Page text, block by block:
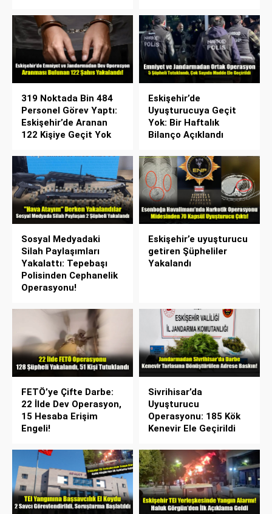
319 Noktada Bin 484
Personel Görev Yaptı:
Eskişehir’de Aranan
122 Kişiye Geçit Yok
Eskişehir’de
Uyuşturucuya Geçit
Yok: Bir Haftalık
Bilanço Açıklandı
Sosyal Medyadaki
Silah Paylaşımları
Yakalattı: Tepebaşı
Polisinden Cephanelik
Operasyonu!
Eskişehir’e uyuşturucu
getiren Şüpheliler
Yakalandı
FETÖ’ye Çifte Darbe:
22 İlde Dev Operasyon,
15 Hesaba Erişim
Engeli!
Sivrihisar’da
Uyuşturucu
Operasyonu: 185 Kök
Kenevir Ele Geçirildi